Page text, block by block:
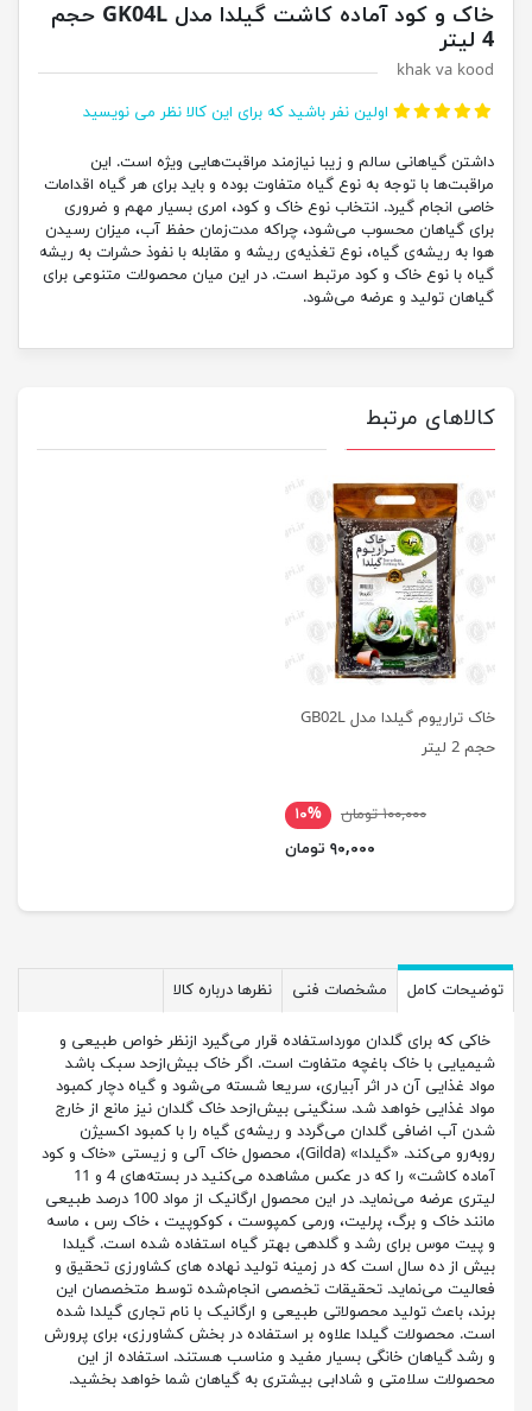
خاک و کود آماده کاشت گیلدا مدل GK04L حجم
4 لیتر
khak va kood
اولین نفر باشید که برای این کالا نظر می نویسید
داشتن گیاهانی سالم و زیبا نیازمند مراقبت‌هایی ویژه است. این
مراقبت‌ها با توجه به نوع گیاه متفاوت بوده و باید برای هر گیاه اقدامات
خاصی انجام گیرد. انتخاب نوع خاک و کود، امری بسیار مهم و ضروری
برای گیاهان محسوب می‌شود، چراکه مدت‌زمان حفظ آب، میزان رسیدن
هوا به ریشه‌ی گیاه، نوع تغذیه‌ی ریشه و مقابله با نفوذ حشرات به ریشه
گیاه با نوع خاک و کود مرتبط است. در این میان محصولات متنوعی برای
گیاهان تولید و عرضه می‌شود.
کالاهای مرتبط
خاک تراریوم گیلدا مدل GB02L
حجم 2 لیتر
۱۰۰,۰۰۰ تومان
۱۰%
۹۰,۰۰۰ تومان
توضیحات کامل مشخصات فنی نظرها درباره کالا
خاکی که برای گلدان مورداستفاده قرار می‌گیرد ازنظر خواص طبیعی و
شیمیایی با خاک باغچه متفاوت است. اگر خاک بیش‌ازحد سبک باشد
مواد غذایی آن در اثر آبیاری، سریعا شسته می‌شود و گیاه دچار کمبود
مواد غذایی خواهد شد. سنگینی بیش‌ازحد خاک گلدان نیز مانع از خارج
شدن آب اضافی گلدان می‌گردد و ریشه‌ی گیاه را با کمبود اکسیژن
روبه‌رو می‌کند. «گیلدا» (Gilda)، محصول خاک آلی و زیستی «خاک و کود
آماده کاشت» را که در عکس مشاهده می‌کنید در بسته‌های 4 و 11
لیتری عرضه می‌نماید. در این محصول ارگانیک از مواد 100 درصد طبیعی
مانند خاک و برگ، پرلیت، ورمی کمپوست ، کوکوپیت ، خاک رس ، ماسه
و پیت موس برای رشد و گلدهی بهتر گیاه استفاده شده است. گیلدا
بیش از ده سال است که در زمینه‌ تولید نهاده های کشاورزی تحقیق و
فعالیت می‌نماید. تحقیقات تخصصی انجام‌شده توسط متخصصان این
برند، باعث تولید محصولاتی طبیعی و ارگانیک با نام تجاری گیلدا شده
است. محصولات گیلدا علاوه بر استفاده در بخش کشاورزی، برای پرورش
و رشد گیاهان خانگی بسیار مفید و مناسب هستند. استفاده از این
محصولات سلامتی و شادابی بیشتری به گیاهان شما خواهد بخشید.